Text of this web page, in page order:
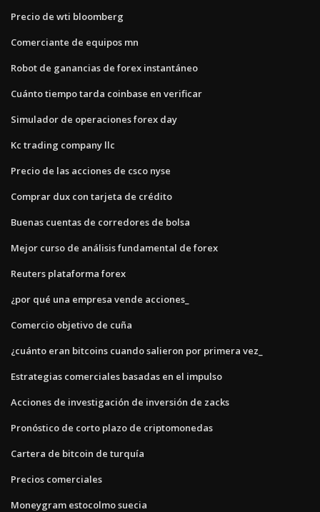
Precio de wti bloomberg
Comerciante de equipos mn
Robot de ganancias de forex instantáneo
Cuánto tiempo tarda coinbase en verificar
Simulador de operaciones forex day
Kc trading company llc
Precio de las acciones de csco nyse
Comprar dux con tarjeta de crédito
Buenas cuentas de corredores de bolsa
Mejor curso de análisis fundamental de forex
Reuters plataforma forex
¿por qué una empresa vende acciones_
Comercio objetivo de cuña
¿cuánto eran bitcoins cuando salieron por primera vez_
Estrategias comerciales basadas en el impulso
Acciones de investigación de inversión de zacks
Pronóstico de corto plazo de criptomonedas
Cartera de bitcoin de turquía
Precios comerciales
Moneygram estocolmo suecia